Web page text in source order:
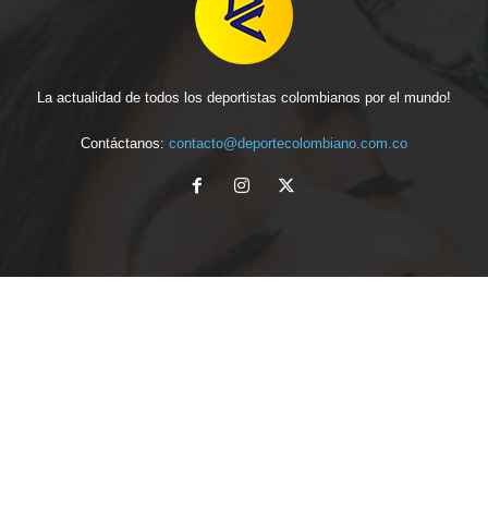
La actualidad de todos los deportistas colombianos por el mundo!
Contáctanos: contacto@deportecolombiano.com.co